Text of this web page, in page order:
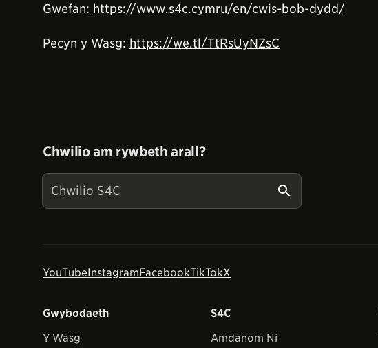
Gwefan: https://www.s4c.cymru/en/cwis-bob-dydd/
Pecyn y Wasg: https://we.tl/TtRsUyNZsC
Chwilio am rywbeth arall?
YouTubeInstagramFacebookTikTokX
Gwybodaeth
Y Wasg
S4C
Amdanom Ni